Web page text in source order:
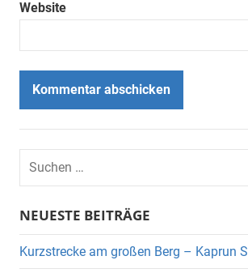
Website
Suchen
NEUESTE BEITRÄGE
Kurzstrecke am großen Berg – Kaprun